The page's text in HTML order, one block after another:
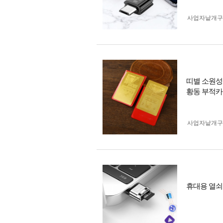
사업자 낱개
띠별 소원
황동 부적
사업자 낱개
휴대용 열